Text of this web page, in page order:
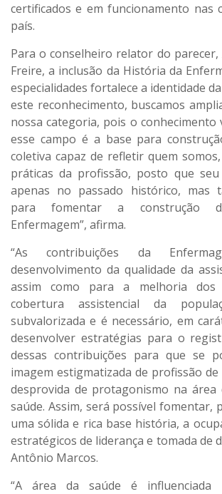
certificados e em funcionamento nas
país.
Para o conselheiro relator do
Freire, a inclusão da História da
especialidades fortalece a identidade
este reconhecimento, buscamos
nossa categoria, pois o conhecimento
esse campo é a base para
coletiva capaz de refletir quem
práticas da profissão, posto que
apenas no passado histórico, mas
para fomentar a construção
Enfermagem”, afirma.
“As contribuições da
desenvolvimento da qualidade da
assim como para a melhoria dos
cobertura assistencial da
subvalorizada e é necessário, em
desenvolver estratégias para o
dessas contribuições para que se
imagem estigmatizada de profissão
desprovida de protagonismo na área
saúde. Assim, será possível fomentar,
uma sólida e rica base história, a
estratégicos de liderança e tomada de
Antônio Marcos.
“A área da saúde é influenciada